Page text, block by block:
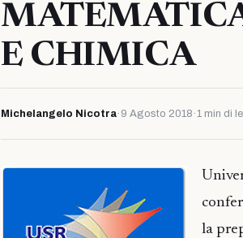
E CHIMICA
Michelangelo Nicotra· 9 Agosto 2018 ·1 min di
la